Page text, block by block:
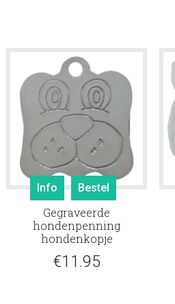
Info Bestel
Gegraveerde
hondenpenning
hondenkopje
€11.95